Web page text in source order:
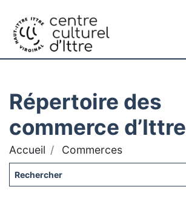
Répertoire des
commerce d’Ittre
Accueil Commerces